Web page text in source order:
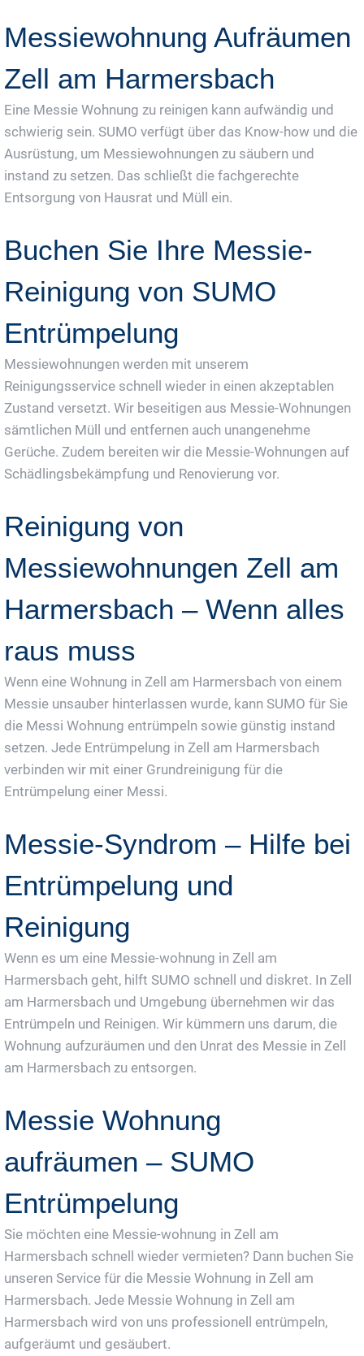
Messiewohnung Aufräumen
Zell am Harmersbach
Eine Messie Wohnung zu reinigen kann aufwändig und
schwierig sein. SUMO verfügt über das Know-how und die
Ausrüstung, um Messiewohnungen zu säubern und
instand zu setzen. Das schließt die fachgerechte
Entsorgung von Hausrat und Müll ein.
Buchen Sie Ihre Messie-
Reinigung von SUMO
Entrümpelung
Messiewohnungen werden mit unserem
Reinigungsservice schnell wieder in einen akzeptablen
Zustand versetzt. Wir beseitigen aus Messie-Wohnungen
sämtlichen Müll und entfernen auch unangenehme
Gerüche. Zudem bereiten wir die Messie-Wohnungen auf
Schädlingsbekämpfung und Renovierung vor.
Reinigung von
Messiewohnungen Zell am
Harmersbach – Wenn alles
raus muss
Wenn eine Wohnung in Zell am Harmersbach von einem
Messie unsauber hinterlassen wurde, kann SUMO für Sie
die Messi Wohnung entrümpeln sowie günstig instand
setzen. Jede Entrümpelung in Zell am Harmersbach
verbinden wir mit einer Grundreinigung für die
Entrümpelung einer Messi.
Messie-Syndrom – Hilfe bei
Entrümpelung und
Reinigung
Wenn es um eine Messie-wohnung in Zell am
Harmersbach geht, hilft SUMO schnell und diskret. In Zell
am Harmersbach und Umgebung übernehmen wir das
Entrümpeln und Reinigen. Wir kümmern uns darum, die
Wohnung aufzuräumen und den Unrat des Messie in Zell
am Harmersbach zu entsorgen.
Messie Wohnung
aufräumen – SUMO
Entrümpelung
Sie möchten eine Messie-wohnung in Zell am
Harmersbach schnell wieder vermieten? Dann buchen Sie
unseren Service für die Messie Wohnung in Zell am
Harmersbach. Jede Messie Wohnung in Zell am
Harmersbach wird von uns professionell entrümpeln,
aufgeräumt und gesäubert.